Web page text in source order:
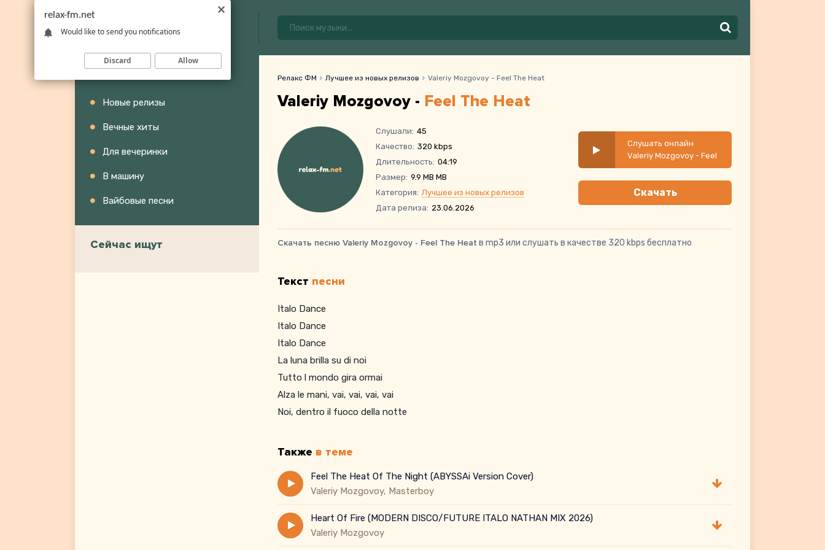
Новые релизы
Вечные хиты
Для вечеринки
В машину
Вайбовые песни
Сейчас ищут
Релакс ФМ Лучшее из новых релизов Valeriy Mozgovoy - Feel The Heat
Valeriy Mozgovoy - Feel The Heat
Слушали: 45
Качество: 320 kbps
Длительность: 04:19
Размер: 9.9 MB MB
Категория: Лучшее из новых релизов
Дата релиза: 23.06.2026
Слушать онлайн
Valeriy Mozgovoy - Feel
The Heat
Скачать
Скачать песню Valeriy Mozgovoy - Feel The Heat в mp3 или слушать в качестве 320 kbps бесплатно
Текст песни
Italo Dance
Italo Dance
Italo Dance
La luna brilla su di noi
Tutto l mondo gira ormai
Alza le mani, vai, vai, vai, vai
Noi, dentro il fuoco della notte
Также в теме
Feel The Heat Of The Night (ABYSSAi Version Cover)
Valeriy Mozgovoy, Masterboy
Heart Of Fire (MODERN DISCO/FUTURE ITALO NATHAN MIX 2026)
Valeriy Mozgovoy
relax-fm.net
Would like to send you notifications
Discard Allow